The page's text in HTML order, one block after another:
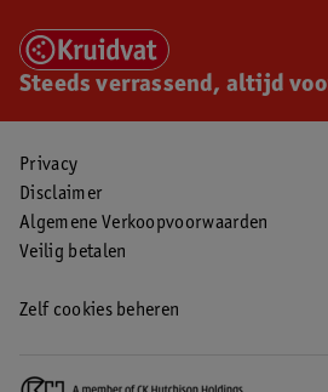
Steeds verrassend, altijd
Privacy
Disclaimer
Algemene Verkoopvoorwaarden
Veilig betalen
Zelf cookies beheren